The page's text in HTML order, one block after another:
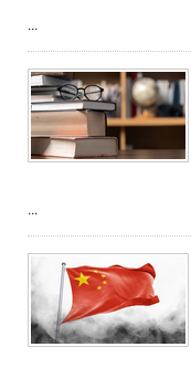
...
...